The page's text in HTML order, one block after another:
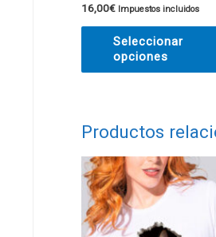
16,00€ Impuestos incluidos
Seleccionar
opciones
Productos